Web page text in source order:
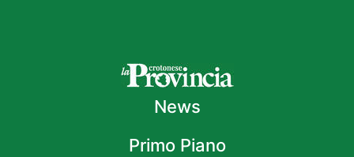
News
Primo Piano